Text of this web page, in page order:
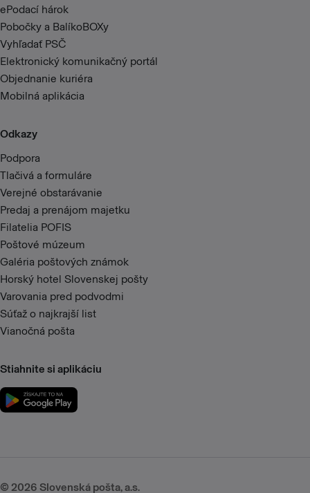
ePodací hárok
Pobočky a BalíkoBOXy
Vyhľadať PSČ
Elektronický komunikačný portál
Objednanie kuriéra
Mobilná aplikácia
Odkazy
Podpora
Tlačivá a formuláre
Verejné obstarávanie
Predaj a prenájom majetku
Filatelia POFIS
Poštové múzeum
Galéria poštových známok
Horský hotel Slovenskej pošty
Varovania pred podvodmi
Súťaž o najkrajší list
Vianočná pošta
Stiahnite si aplikáciu
© 2026 Slovenská pošta, a.s.